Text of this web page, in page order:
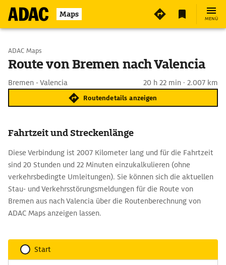
Maps MENÜ
Start wählen
ADAC Maps
Route von Bremen nach Valencia
Bremen - Valencia 20 h 22 min · 2.007 km
Routendetails anzeigen
Fahrtzeit und Streckenlänge
Diese Verbindung ist 2007 Kilometer lang und für die Fahrtzeit
sind 20 Stunden und 22 Minuten einzukalkulieren (ohne
verkehrsbedingte Umleitungen). Sie können sich die aktuellen
Stau- und Verkehrsstörungsmeldungen für die Route von
Bremen aus nach Valencia über die Routenberechnung von
ADAC Maps anzeigen lassen.
Start